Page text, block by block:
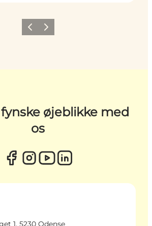
ForrigeNæste
øjeblikke med
os
1, 5230 Odense